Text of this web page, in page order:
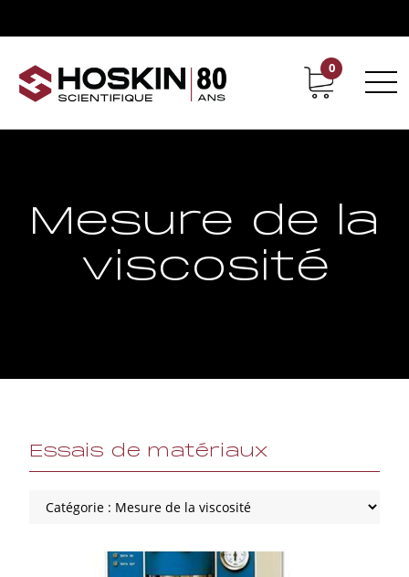
Support Carrières chez Hoskin
0
Mesure de la
viscosité
Essais de matériaux